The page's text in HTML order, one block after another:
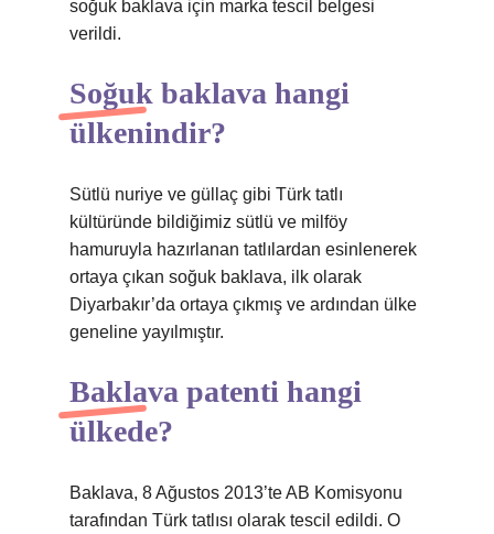
soğuk baklava için marka tescil belgesi
verildi.
Soğuk baklava hangi
ülkenindir?
Sütlü nuriye ve güllaç gibi Türk tatlı
kültüründe bildiğimiz sütlü ve milföy
hamuruyla hazırlanan tatlılardan esinlenerek
ortaya çıkan soğuk baklava, ilk olarak
Diyarbakır’da ortaya çıkmış ve ardından ülke
geneline yayılmıştır.
Baklava patenti hangi
ülkede?
Baklava, 8 Ağustos 2013’te AB Komisyonu
tarafından Türk tatlısı olarak tescil edildi. O